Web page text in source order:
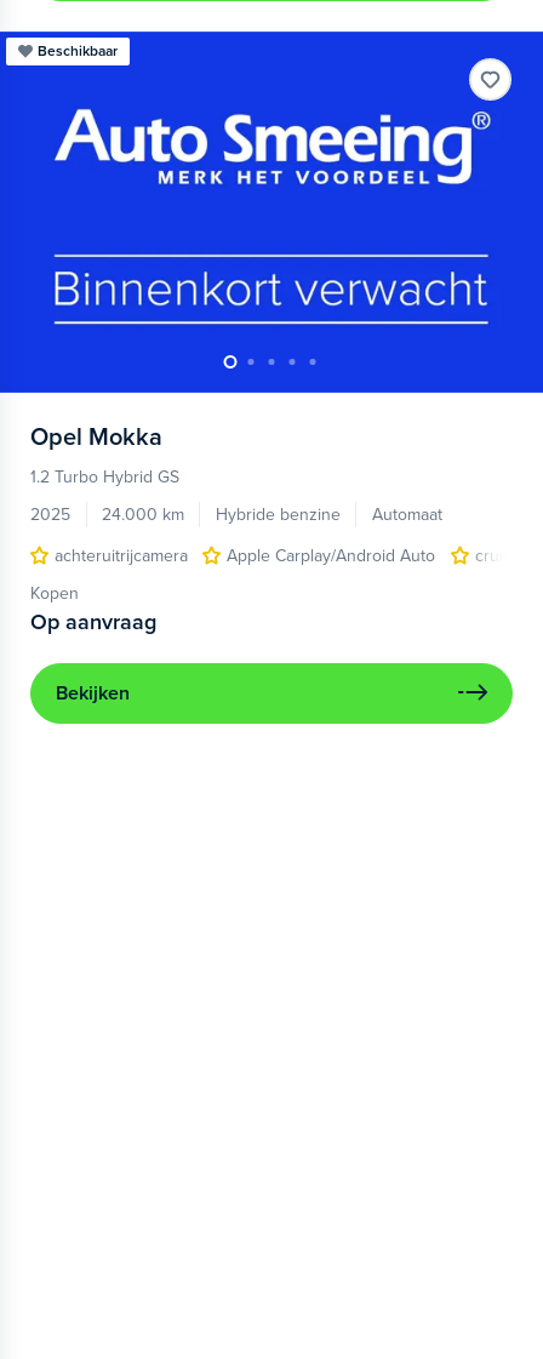
Beschikbaar
Opel Mokka
1.2 Turbo Hybrid GS
2025
24.000 km Hybride benzine
Automaat
achteruitrijcamera
Apple Carplay/Android Auto
cruise
Kopen
Op aanvraag
Bekijken